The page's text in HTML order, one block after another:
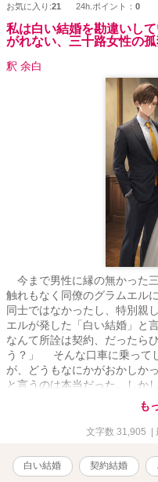
お気に入り:21 24h.ポイント： 0
私は白い結婚を勘違いし
がれない、三十路女性の
釈 余白
今まで男性に縁の無かった
触れもなく同僚のグラムエル
同士ではなかったし、特別親
エルが発した「白い結婚」と
なんて所詮は契約、だったら
う？」 そんな口車に乗って
が、どうもなにかがおかしか
と言うのは本当だった。しか
である。 一体グラムエルは
リットがあるのだろうかと考
ない結婚生活の秘密を抱えな
があるのだった。 そんな時
た。退職までずっと仲良くし
も
文字数 31,905 |
白い結婚 契約結婚